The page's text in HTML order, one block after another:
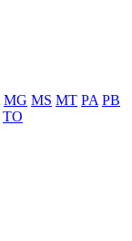
MG MS MT PA PB
TO